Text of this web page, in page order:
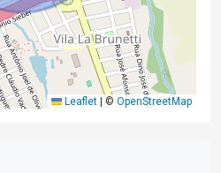
Leaflet ©OpenStreetMap